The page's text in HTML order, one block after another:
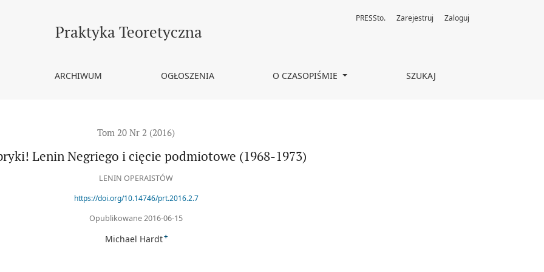
1973) Praktyka Teoretyczna
ARCHIWUM OGŁOSZENIA O CZASOPIŚMIE SZUKAJ
PRESSto. Zarejestruj Zaloguj
Tom 20 Nr 2 (2016)
Lenin Negriego i cięcie podmiotowe (1968-1973)
LENIN OPERAISTÓW
https://doi.org/10.14746/prt.2016.2.7
Opublikowane 2016-06-15
Michael Hardt +